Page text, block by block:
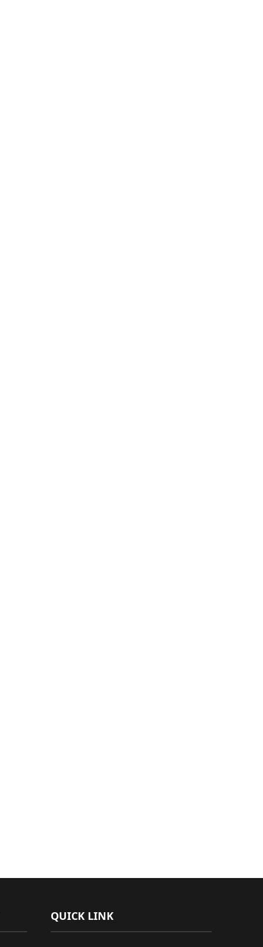
QUICK LINK